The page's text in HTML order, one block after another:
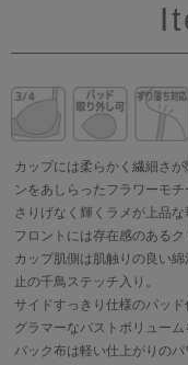
カップには柔らかく繊細さ
ンをあしらったフラワーモチ
さりげなく輝くラメが上品な
フロントには存在感のあるク
カップ肌側は肌触りの良い
止の千鳥ステッチ入り。
サイドすっきり仕様のパッド
グラマーなバストボリュー
バック布は軽い仕上がりのパ